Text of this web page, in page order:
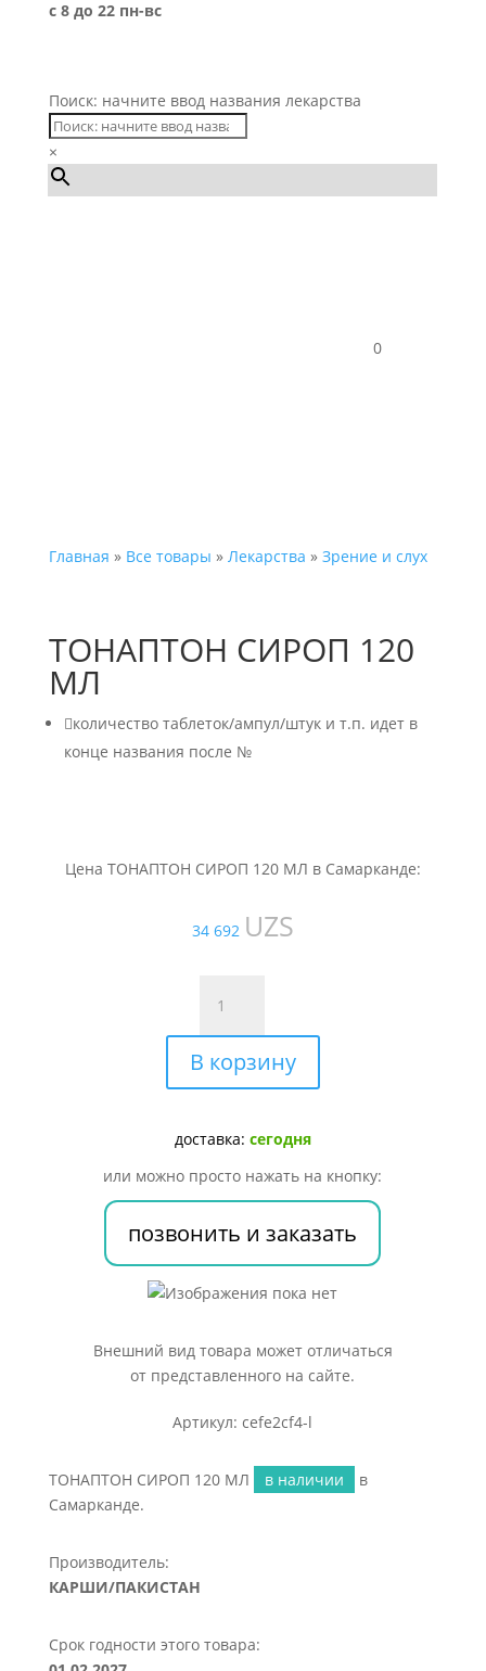
с 8 до 22 пн-вс
Поиск: начните ввод названия лекарства
×
0
Главная » Все товары » Лекарства » Зрение и слух
ТОНАПТОН СИРОП 120
МЛ
количество таблеток/ампул/штук и т.п. идет в
конце названия после №
Цена ТОНАПТОН СИРОП 120 МЛ в Самарканде:
34 692 UZS
товара
ТОНАПТОН
СИРОП
120
В корзину
доставка: сегодня
или можно просто нажать на кнопку:
позвонить и заказать
Внешний вид товара может отличаться
от представленного на сайте.
Артикул: cefe2cf4-l
ТОНАПТОН СИРОП 120 МЛ в наличии
в
Самарканде.
Производитель:
КАРШИ/ПАКИСТАН
Срок годности этого товара: